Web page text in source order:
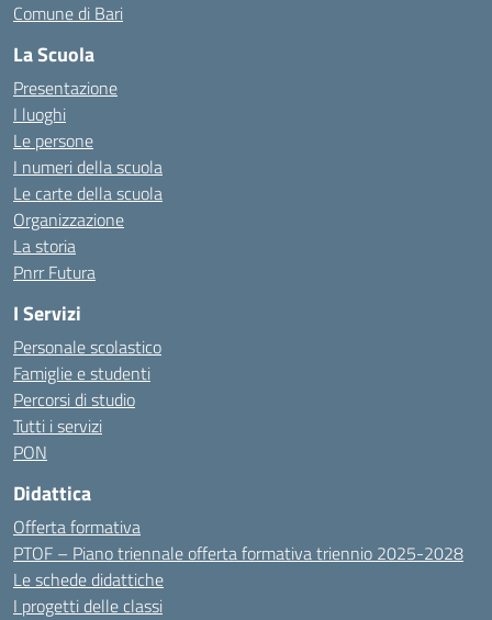
Comune di Bari
La Scuola
Presentazione
I luoghi
Le persone
I numeri della scuola
Le carte della scuola
Organizzazione
La storia
Pnrr Futura
I Servizi
Personale scolastico
Famiglie e studenti
Percorsi di studio
Tutti i servizi
PON
Didattica
Offerta formativa
PTOF – Piano triennale offerta formativa triennio 2025-2028
Le schede didattiche
I progetti delle classi